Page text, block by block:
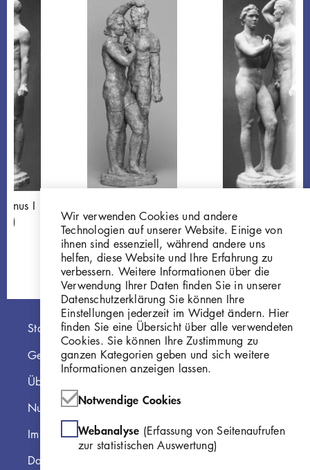
I (Mars
I
W 40.002
der Kämpfer)
W 40.003
Hauptnavigation
Startseite
Georg Kolbe Museum
Über die Online Sammlung
Nutzungshinweise
Impressum
Datenschutzerklärung
Wir verwenden Cookies und andere
Technologien auf unserer Website. Einige von
ihnen sind essenziell, während andere uns
helfen, diese Website und Ihre Erfahrung zu
verbessern. Weitere Informationen über die
Verwendung Ihrer Daten finden Sie in unserer
Datenschutzerklärung Sie können Ihre
Einstellungen jederzeit im Widget ändern. Hier
finden Sie eine Übersicht über alle verwendeten
Cookies. Sie können Ihre Zustimmung zu
ganzen Kategorien geben und sich weitere
Informationen anzeigen lassen.
Notwendige Cookies
Webanalyse (Erfassung von Seitenaufrufen
zur statistischen Auswertung)